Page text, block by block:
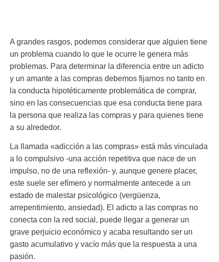
A grandes rasgos, podemos considerar que alguien tiene
un problema cuando lo que le ocurre le genera más
problemas. Para determinar la diferencia entre un adicto
y un amante a las compras debemos fijarnos no tanto en
la conducta hipotéticamente problemática de comprar,
sino en las consecuencias que esa conducta tiene para
la persona que realiza las compras y para quienes tiene
a su alrededor.
La llamada «adicción a las compras» está más vinculada
a lo compulsivo -una acción repetitiva que nace de un
impulso, no de una reflexión- y, aunque genere placer,
este suele ser efímero y normalmente antecede a un
estado de malestar psicológico (vergüenza,
arrepentimiento, ansiedad). El adicto a las compras no
conecta con la red social, puede llegar a generar un
grave perjuicio económico y acaba resultando ser un
gasto acumulativo y vacío más que la respuesta a una
pasión.